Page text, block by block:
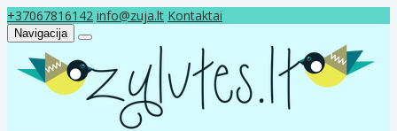
+37067816142 info@zuja.lt Kontaktai
Navigacija